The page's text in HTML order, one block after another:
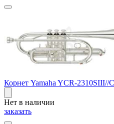
Корнет Yamaha YCR-2310SIII//
Нет в наличии
заказать